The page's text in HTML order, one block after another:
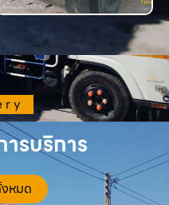
รบริการ
หมด